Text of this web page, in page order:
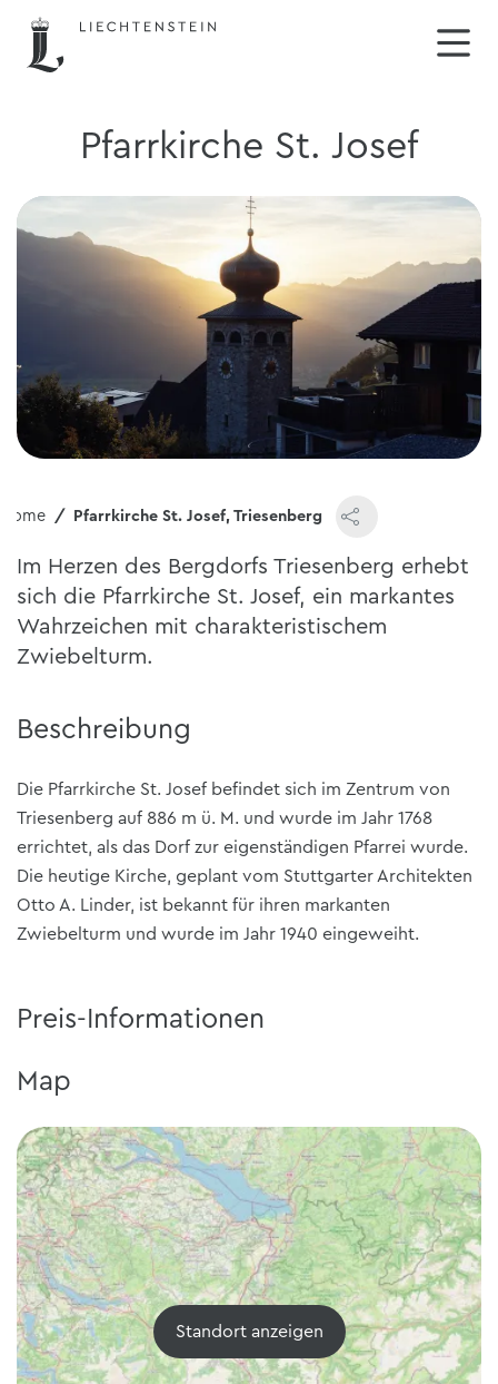
Pfarrkirche St. Josef
Home Pfarrkirche St. Josef, Triesenberg
Im Herzen des Bergdorfs Triesenberg erhebt
sich die Pfarrkirche St. Josef, ein markantes
Wahrzeichen mit charakteristischem
Zwiebelturm.
Beschreibung
Die Pfarrkirche St. Josef befindet sich im Zentrum von
Triesenberg auf 886 m ü. M. und wurde im Jahr 1768
errichtet, als das Dorf zur eigenständigen Pfarrei wurde.
Die heutige Kirche, geplant vom Stuttgarter Architekten
Otto A. Linder, ist bekannt für ihren markanten
Zwiebelturm und wurde im Jahr 1940 eingeweiht.
Preis-Informationen
Map
Standort anzeigen